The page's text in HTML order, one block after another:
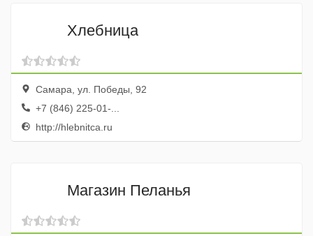
Хлебница
Самара, ул. Победы, 92
+7 (846) 225-01-...
http://hlebnitca.ru
Магазин Пеланья